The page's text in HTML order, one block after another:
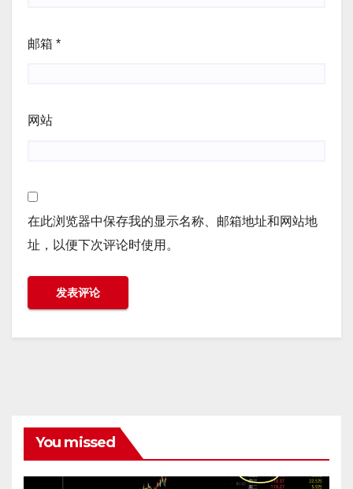
邮箱 *
网站
在此浏览器中保存我的显示名称、邮箱地址和网站地
址，以便下次评论时使用。
You missed